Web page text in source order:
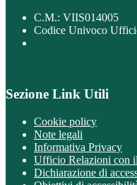
C.M.: VIIS014005
Codice Univoco
Sezione Link Utili
Cookie policy
Note legali
Informativa Privacy
Ufficio Relazioni con
Dichiarazione di